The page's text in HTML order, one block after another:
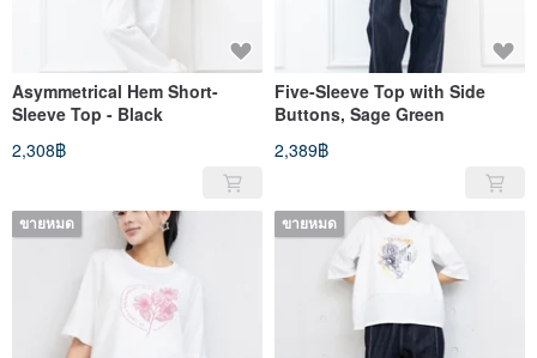
Asymmetrical Hem Short-
Sleeve Top - Black
2,308฿
Five-Sleeve Top with Side
Buttons, Sage Green
2,389฿
ขายหมด ขายหมด